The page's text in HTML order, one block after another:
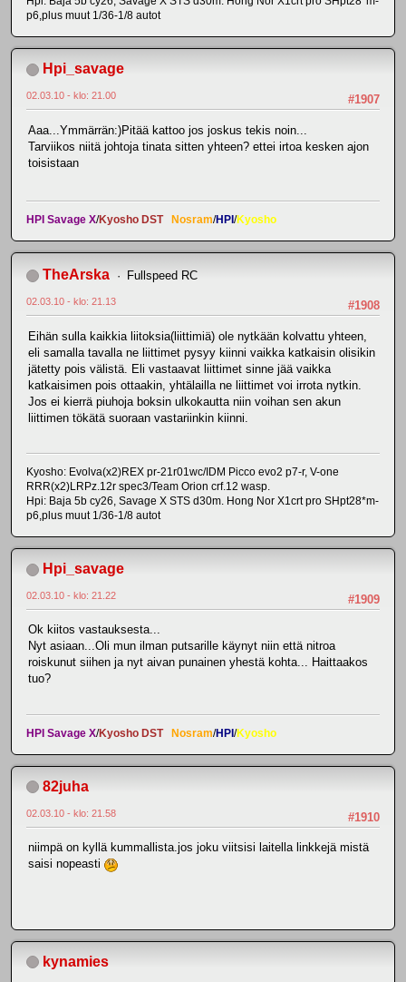
p6,plus muut 1/36-1/8 autot
Hpi_savage
#1907
02.03.10 - klo: 21.00
Aaa...Ymmärrän:)Pitää kattoo jos joskus tekis noin...
Tarviikos niitä johtoja tinata sitten yhteen? ettei irtoa kesken ajon
toisistaan
HPI Savage X/Kyosho DST Nosram/HPI /Kyosho
TheArska Fullspeed RC
#1908
02.03.10 - klo: 21.13
Eihän sulla kaikkia liitoksia(liittimiä) ole nytkään kolvattu yhteen,
eli samalla tavalla ne liittimet pysyy kiinni vaikka katkaisin olisikin
jätetty pois välistä. Eli vastaavat liittimet sinne jää vaikka
katkaisimen pois ottaakin, yhtälailla ne liittimet voi irrota nytkin.
Jos ei kierrä piuhoja boksin ulkokautta niin voihan sen akun
liittimen tökätä suoraan vastariinkin kiinni.
Kyosho: Evolva(x2)REX pr-21r01wc/IDM Picco evo2 p7-r, V-one
RRR(x2)LRPz.12r spec3/Team Orion crf.12 wasp.
Hpi: Baja 5b cy26, Savage X STS d30m. Hong Nor X1crt pro SHpt28*m-
p6,plus muut 1/36-1/8 autot
Hpi_savage
#1909
02.03.10 - klo: 21.22
Ok kiitos vastauksesta...
Nyt asiaan...Oli mun ilman putsarille käynyt niin että nitroa
roiskunut siihen ja nyt aivan punainen yhestä kohta... Haittaakos
tuo?
HPI Savage X/Kyosho DST Nosram/HPI/Kyosho
82juha
#1910
02.03.10 - klo: 21.58
niimpä on kyllä kummallista.jos joku viitsisi laitella linkkejä mistä
saisi nopeasti
kynamies